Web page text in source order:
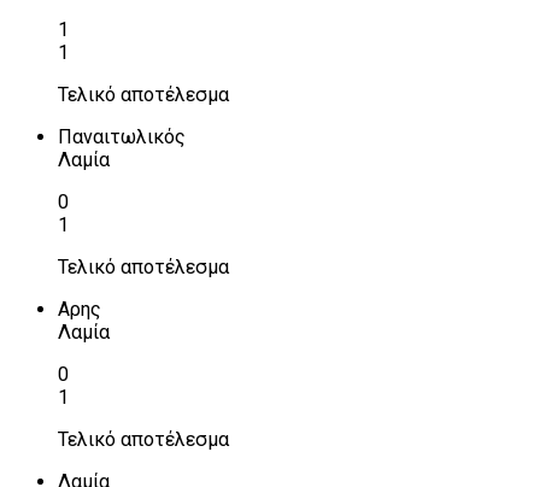
1
1
Τελικό αποτέλεσμα
Παναιτωλικός
Λαμία
0
1
Τελικό αποτέλεσμα
Αρης
Λαμία
0
1
Τελικό αποτέλεσμα
Λαμία